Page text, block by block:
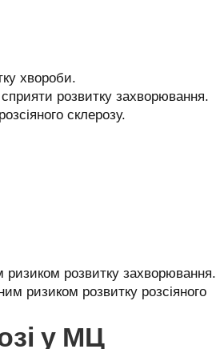
хвороби.
сприяти розвитку захворювання.
склерозу.
ризиком розвитку захворювання.
ризиком розвитку розсіяного
у МЦ